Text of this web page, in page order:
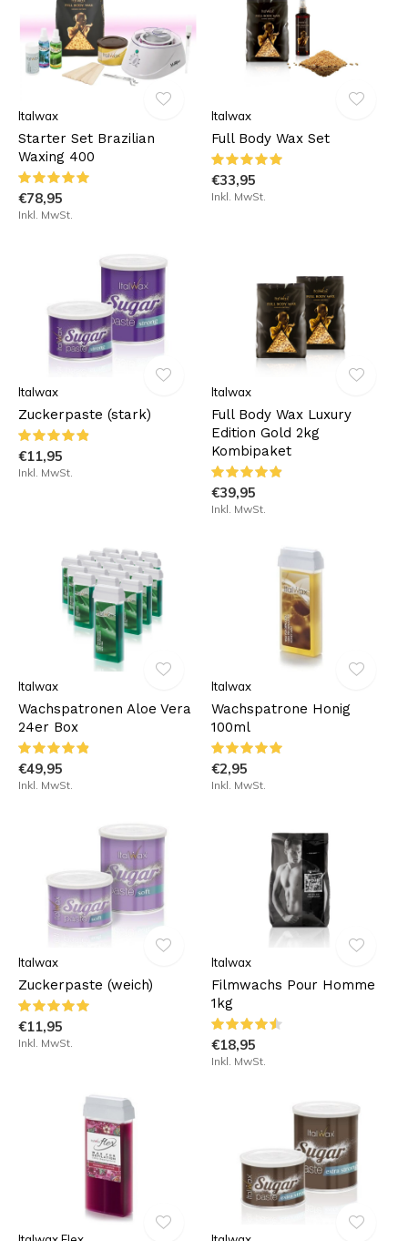
Italwax
Starter Set Brazilian
Waxing 400
€78,95
Inkl. MwSt.
Italwax
Full Body Wax Set
€33,95
Inkl. MwSt.
Italwax
Zuckerpaste (stark)
€11,95
Inkl. MwSt.
Italwax
Full Body Wax Luxury
Edition Gold 2kg
Kombipaket
€39,95
Inkl. MwSt.
Italwax
Wachspatronen Aloe Vera
24er Box
€49,95
Inkl. MwSt.
Italwax
Wachspatrone Honig
100ml
€2,95
Inkl. MwSt.
Italwax
Zuckerpaste (weich)
€11,95
Inkl. MwSt.
Italwax
Filmwachs Pour Homme
1kg
€18,95
Inkl. MwSt.